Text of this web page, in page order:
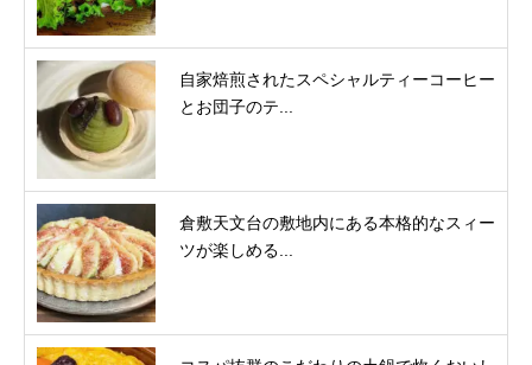
自家焙煎されたスペシャルティーコーヒー
とお団子のテ...
倉敷天文台の敷地内にある本格的なスィー
ツが楽しめる...